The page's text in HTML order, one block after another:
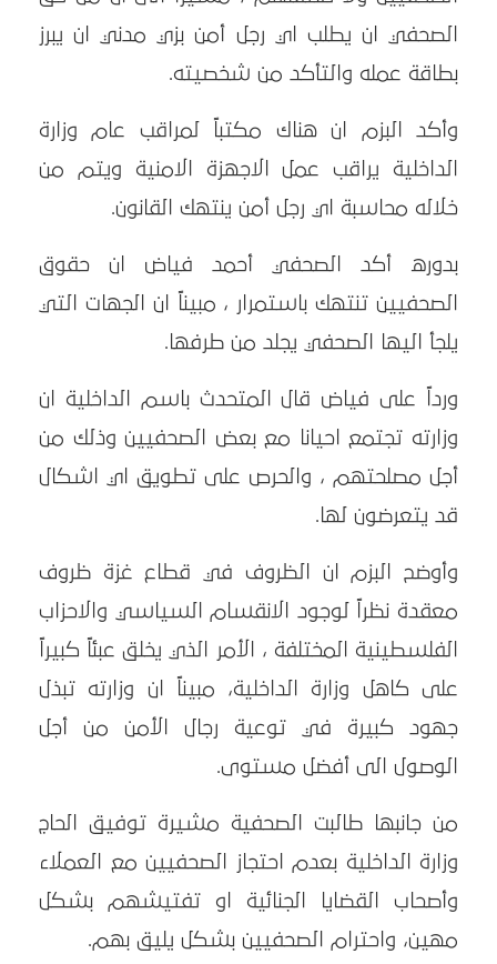
الصحفي ان يطلب اي رجل أمن بزي مدني ان يبرز
بطاقة عمله والتأكد من شخصيته.
وأكد البزم ان هناك مكتباً لمراقب عام وزارة
الداخلية يراقب عمل الاجهزة الامنية ويتم من
خلاله محاسبة اي رجل أمن ينتهك القانون.
بدوره أكد الصحفي أحمد فياض ان حقوق
الصحفيين تنتهك باستمرار ، مبيناً ان الجهات التي
يلجأ اليها الصحفي يجلد من طرفها.
ورداً على فياض قال المتحدث باسم الداخلية ان
وزارته تجتمع احيانا مع بعض الصحفيين وذلك من
أجل مصلحتهم ، والحرص على تطويق اي اشكال
قد يتعرضون لها.
وأوضح البزم ان الظروف في قطاع غزة ظروف
معقدة نظراً لوجود الانقسام السياسي والاحزاب
الفلسطينية المختلفة ، الأمر الذي يخلق عبئاً كبيراً
على كاهل وزارة الداخلية، مبيناً ان وزارته تبذل
جهود كبيرة في توعية رجال الأمن من أجل
الوصول الى أفضل مستوى.
من جانبها طالبت الصحفية مشيرة توفيق الحاج
وزارة الداخلية بعدم احتجاز الصحفيين مع العملاء
وأصحاب القضايا الجنائية او تفتيشهم بشكل
مهين، واحترام الصحفيين بشكل يليق بهم.